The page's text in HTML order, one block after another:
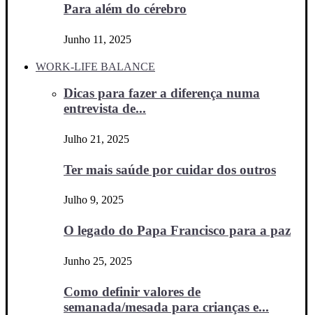
Para além do cérebro
Junho 11, 2025
WORK-LIFE BALANCE
Dicas para fazer a diferença numa
entrevista de...
Julho 21, 2025
Ter mais saúde por cuidar dos outros
Julho 9, 2025
O legado do Papa Francisco para a paz
Junho 25, 2025
Como definir valores de
semanada/mesada para crianças e...